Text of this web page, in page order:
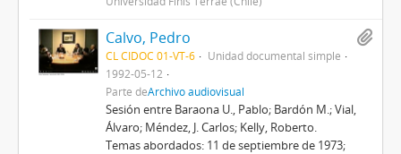
Calvo, Pedro
CL CIDOC 01-VT-6
Unidad documental simple
1992-05-12
Parte deArchivo audiovisual
Sesión entre Baraona U., Pablo; Bardón M.; Vial,
Álvaro; Méndez, J. Carlos; Kelly, Roberto.
Temas abordados: 11 de septiembre de 1973;